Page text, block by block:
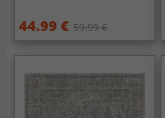
44.99 € 59.99 €